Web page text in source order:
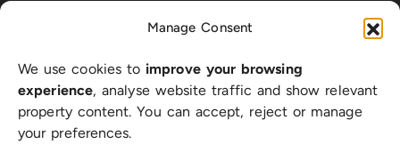
Manage Consent
We use cookies to improve your browsing
experience, analyse website traffic and show relevant
property content. You can accept, reject or manage
your preferences.
SW